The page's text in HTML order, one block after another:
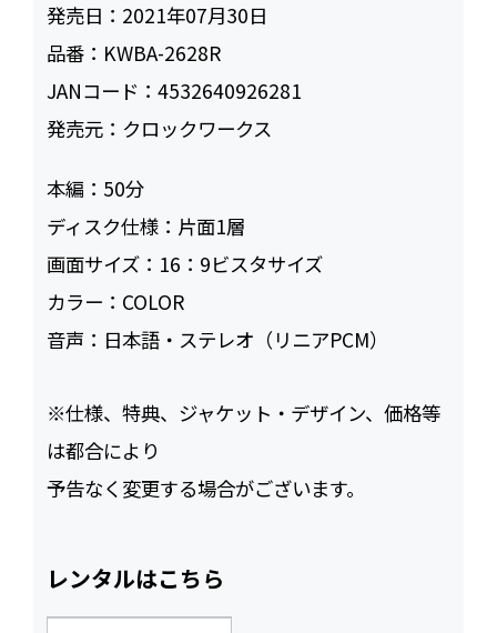
発売日： 2021年07月30日
品番： KWBA-2628R
JANコード：4532640926281
発売元： クロックワークス
本編： 50
ディスク仕様： 片面1層
画面サイズ： 16：9ビスタサイズ
カラー： COLOR
音声： 日本語・ステレオ（リニアPCM）
※仕様、特典、ジャケット・デザイン、価格等
は都合により
予告なく変更する場合がございます。
レンタルはこちら